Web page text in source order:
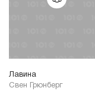
Лавина
Свен Грюнберг